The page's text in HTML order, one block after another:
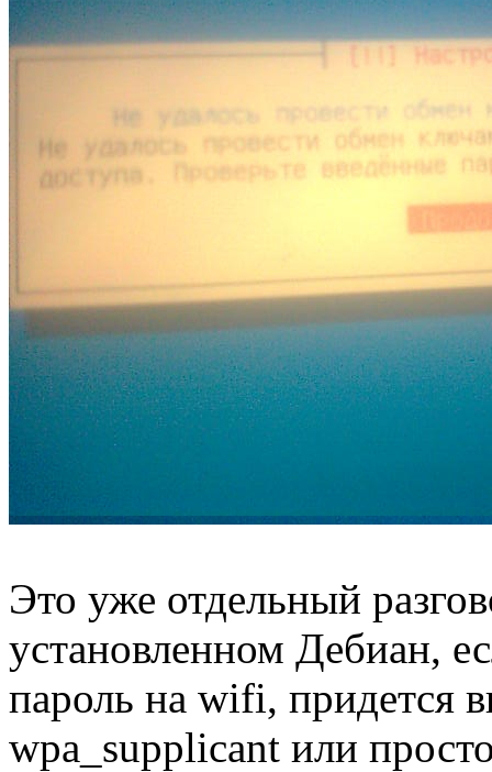
Это уже отдельный
установленном Дебиан,
пароль на wifi, придется
wpa_supplicant или